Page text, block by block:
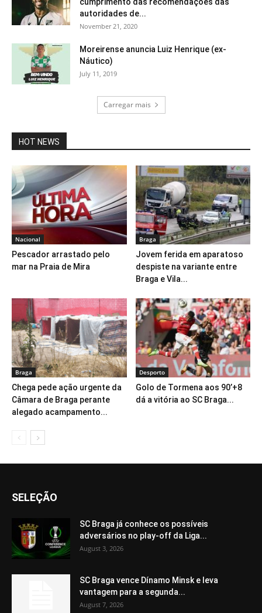
autoridades de...
November 21, 2020
Moreirense anuncia Luiz Henrique (ex-
Náutico)
July 11, 2019
Carregar mais
HOT NEWS
Nacional
Pescador arrastado pelo
mar na Praia de Mira
Braga
Jovem ferida em aparatoso
despiste na variante entre
Braga e Vila...
Braga
Chega pede ação urgente da
Câmara de Braga perante
alegado acampamento...
Desporto
Golo de Tormena aos 90’+8
dá a vitória ao SC Braga...
SELEÇÃO
SC Braga já conhece os possíveis
adversários no play-off da Liga...
August 3, 2026
SC Braga vence Dínamo Minsk e leva
vantagem para a segunda...
August 7, 2026